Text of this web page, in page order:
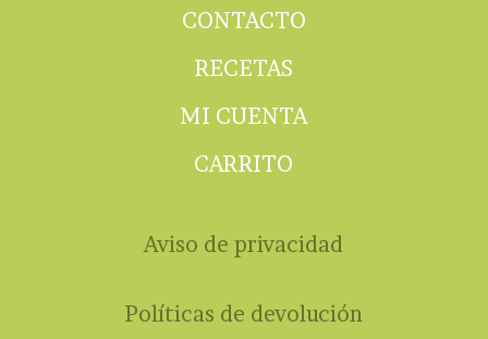
CONTACTO
RECETAS
MI CUENTA
CARRITO
Aviso de privacidad
Políticas de devolución